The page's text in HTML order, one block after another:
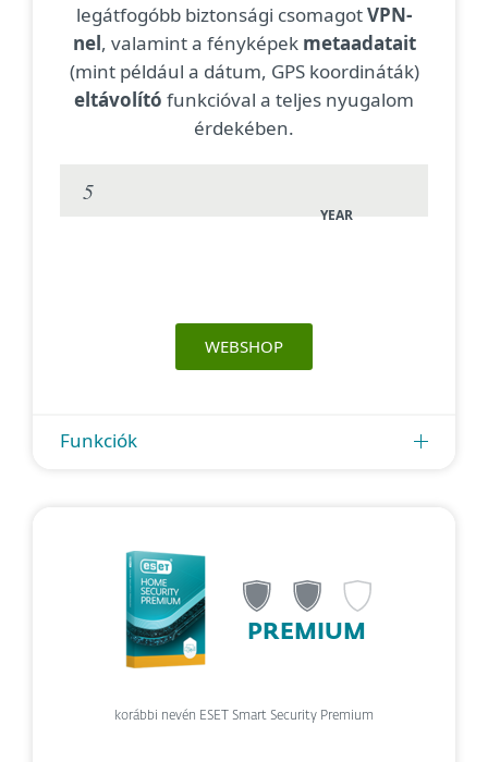
legátfogóbb biztonsági csomagotVPN-
nel, valamint a fényképek metaadatait
(mint például a dátum, GPS koordináták)
eltávolító funkcióval a teljes nyugalom
érdekében.
YEAR
WEBSHOP
Funkciók
PREMIUM
korábbi nevén ESET Smart Security Premium